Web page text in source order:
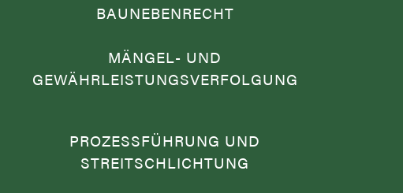
BAUNEBENRECHT
MÄNGEL- UND
GEWÄHRLEISTUNGSVERFOLGUNG
PROZESSFÜHRUNG UND
STREITSCHLICHTUNG